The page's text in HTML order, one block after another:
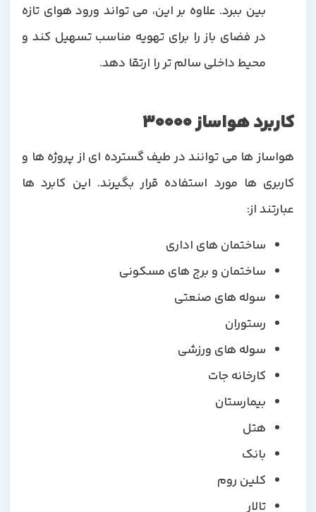
بین ببرد. علاوه بر این، می تواند ورود هوای تازه
در فضای باز را برای تهویه مناسب تسهیل کند و
محیط داخلی سالم تر را ارتقا دهد.
کاربرد هواساز 30000
هواساز ها می توانند در طیف گسترده ای از پروژه ها و
کاربری ها مورد استفاده قرار بگیرند. این کابرد ها
عبارتند از:
ساختمان های اداری
ساختمان و برج های مسکونی
سوله های صنعتی
رستوران
سوله های ورزشی
کارخانه جات
بیمارستان
هتل
بانک
کلین روم
تالار